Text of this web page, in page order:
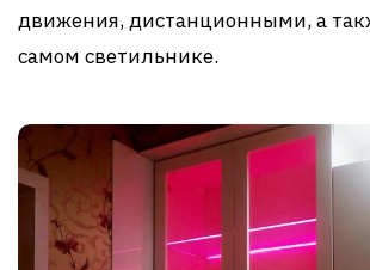
движения, дистанционными, а
самом светильнике.